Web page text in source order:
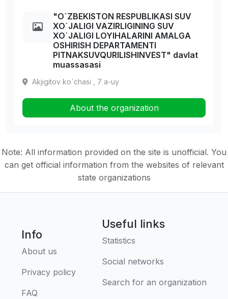
"O`ZBEKISTON RESPUBLIKASI SUV
XO`JALIGI VAZIRLIGINING SUV
XO`JALIGI LOYIHALARINI AMALGA
OSHIRISH DEPARTAMENTI
PITNAKSUVQURILISHINVEST" davlat
muassasasi
Akjigitov ko`chasi , 7 a-uy
About the organization
Note: All information provided on the site is unofficial. You
can get official information from the websites of relevant
state organizations
Info
About us
Privacy policy
FAQ
Useful links
Statistics
Social networks
Search for an organization